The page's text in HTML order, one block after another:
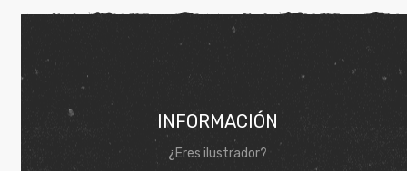
INFORMACIÓN
¿Eres ilustrador?